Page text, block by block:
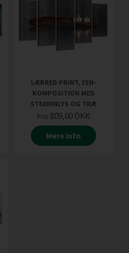
LÆRRED PRINT, ZEN-
KOMPOSITION MED
STEARINLYS OG TRÆ
Pris 809,00 DKK
Mere info